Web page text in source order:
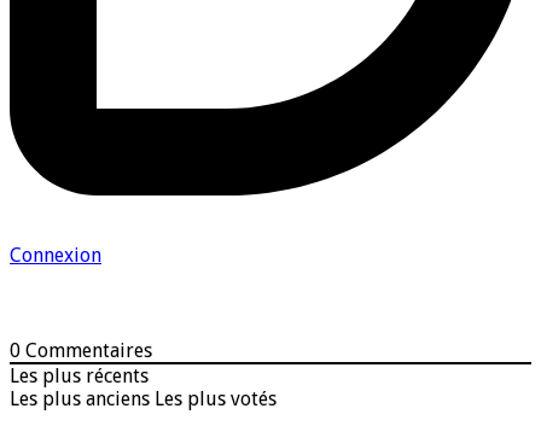
Connexion
0 Commentaires
Les plus récents
Les plus anciens Les plus votés